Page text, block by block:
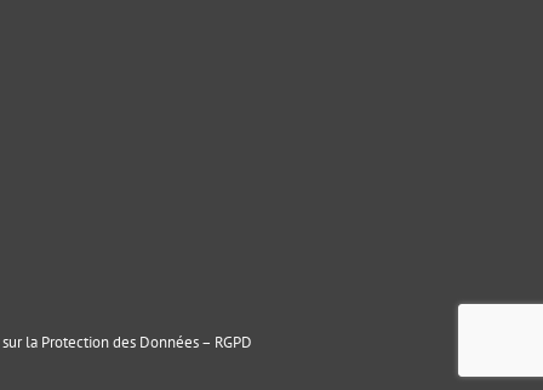
la Protection des Données – RGPD